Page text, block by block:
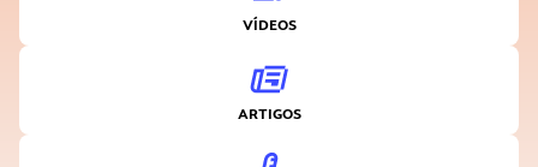
VÍDEOS
ARTIGOS